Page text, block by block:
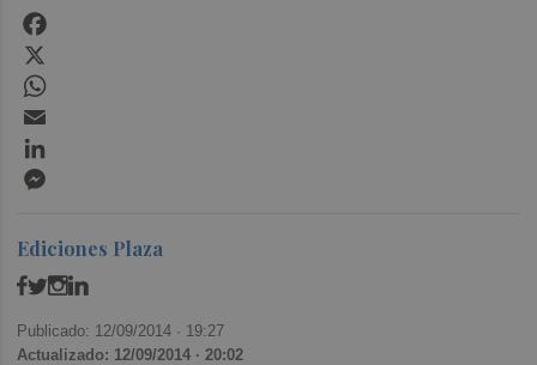
Ediciones Plaza
Publicado: 12/09/2014 · 19:27
Actualizado: 12/09/2014 · 20:02